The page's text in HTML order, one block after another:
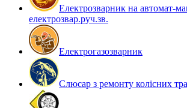
Електрозварник на автомат-
електрозвар.руч.зв.
Електрогазозварник
Слюсар з ремонту колісних